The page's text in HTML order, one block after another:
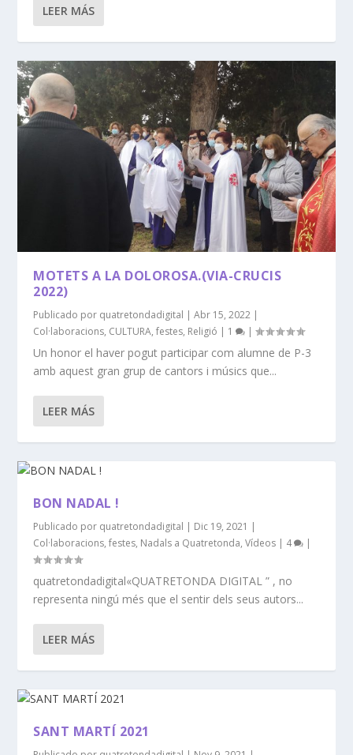
LEER MÁS
MOTETS A LA DOLOROSA.(VIA-CRUCIS
2022)
Publicado por quatretondadigital |Abr 15, 2022 |
Col·laboracions, CULTURA,festes, Religió | 1 |
Un honor el haver pogut participar com alumne de P-3
amb aquest gran grup de cantors i músics que...
LEER MÁS
BON NADAL !
Publicado por quatretondadigital | Dic 19, 2021 |
Col·laboracions,festes, Nadals a Quatretonda,Vídeos | 4 |
quatretondadigital«QUATRETONDA DIGITAL ” , no
representa ningú més que el sentir dels seus autors...
LEER MÁS
SANT MARTÍ 2021